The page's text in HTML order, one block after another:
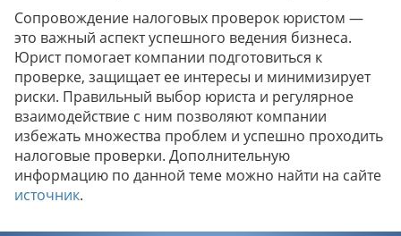
Сопровождение налоговых проверок юристом —
это важный аспект успешного ведения бизнеса.
Юрист помогает компании подготовиться к
проверке, защищает ее интересы и минимизирует
риски. Правильный выбор юриста и регулярное
взаимодействие с ним позволяют компании
избежать множества проблем и успешно проходить
налоговые проверки. Дополнительную
информацию по данной теме можно найти на сайте
источник.